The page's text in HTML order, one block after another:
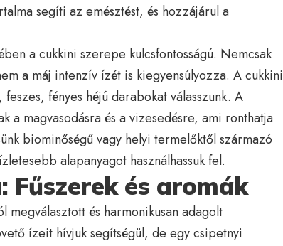
segíti az emésztést, és hozzájárul a
a cukkini szerepe kulcsfontosságú. Nemcsak
a máj intenzív ízét is kiegyensúlyozza. A cukkini
fényes héjú darabokat válasszunk. A
a magvasodásra és a vizesedésre, ami ronthatja
biominőségű vagy helyi termelőktől származó
alapanyagot használhassuk fel.
és aromák
megválasztott és harmonikusan adagolt
ízeit hívjuk segítségül, de egy csipetnyi